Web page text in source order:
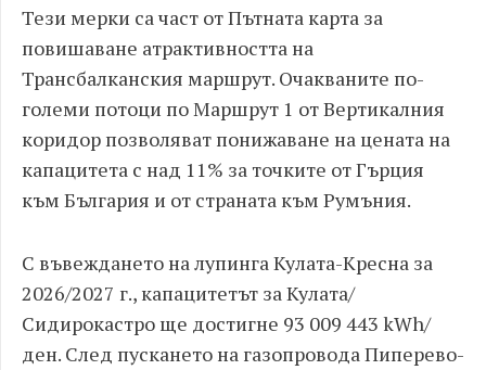
Тези мерки са част от Пътната карта за
повишаване атрактивността на
Трансбалканския маршрут. Очакваните по-
големи потоци по Маршрут 1 от Вертикалния
коридор позволяват понижаване на цената на
капацитета с над 11% за точките от Гърция
към България и от страната към Румъния.
С въвеждането на лупинга Кулата-Кресна за
2026/2027 г., капацитетът за Кулата/
Сидирокастро ще достигне 93 009 443 kWh/
ден. След пускането на газопровода Пиперево-